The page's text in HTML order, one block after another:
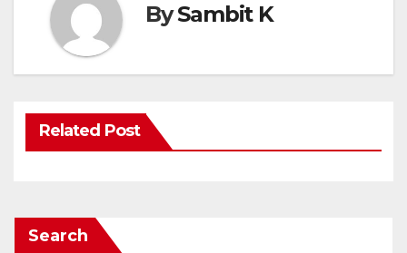
BySambit K
Related Post
Search